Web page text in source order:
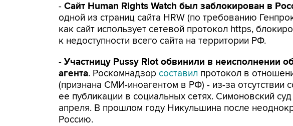
- Сайт Human Rights Watch был заблокирован в
одной из страниц сайта HRW (по требованию
как сайт использует сетевой протокол https,
к недоступности всего сайта на территории РФ.
- Участницу Pussy Riot обвинили в неисполнении
агента. Роскомнадзор составил протокол в
(признана СМИ-иноагентом в РФ) - из-за отсутствии
ее публикации в социальных сетях. Симоновский
апреля. В прошлом году Никульшина после
Россию.